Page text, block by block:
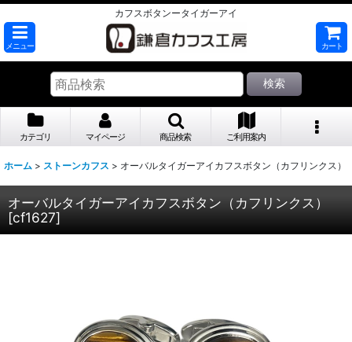
カフスボタンータイガーアイ
メニュー カート
検索
カテゴリ マイページ 商品検索 ご利用案内
ホーム > ストーンカフス > オーバルタイガーアイカフスボタン（カフリンクス）
オーバルタイガーアイカフスボタン（カフリンクス）
[cf1627]